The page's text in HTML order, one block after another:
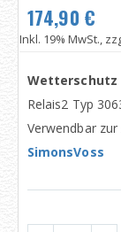
174,90 €
Inkl. 19% MwSt.,
Wetterschutz
Relais2 Typ
Verwendbar
SimonsVoss